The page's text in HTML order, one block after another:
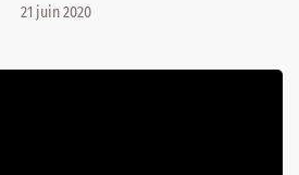
21 juin 2020